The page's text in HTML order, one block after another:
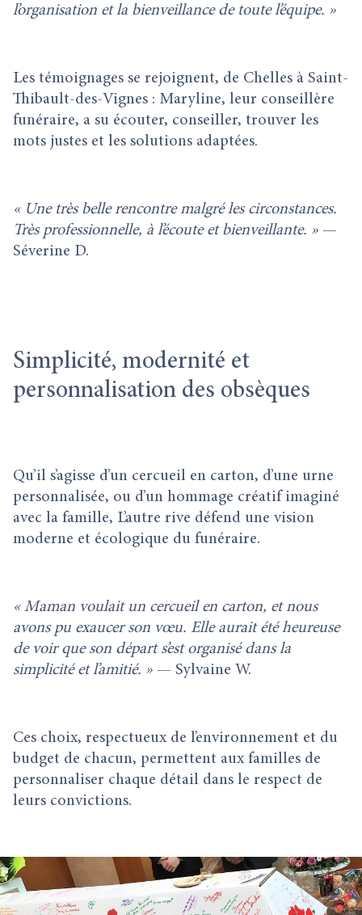
l’organisation et la bienveillance de toute l’équipe. »
Les témoignages se rejoignent, de Chelles à Saint-
Thibault-des-Vignes : Maryline, leur conseillère
funéraire, a su écouter, conseiller, trouver les
mots justes et les solutions adaptées.
« Une très belle rencontre malgré les circonstances.
Très professionnelle, à l’écoute et bienveillante. » —
Séverine D.
Simplicité, modernité et
personnalisation des obsèques
Qu’il s’agisse d’un cercueil en carton, d’une urne
personnalisée, ou d’un hommage créatif imaginé
avec la famille, L’autre rive défend une vision
moderne et écologique du funéraire.
« Maman voulait un cercueil en carton, et nous
avons pu exaucer son vœu. Elle aurait été heureuse
de voir que son départ s’est organisé dans la
simplicité et l’amitié. » — Sylvaine W.
Ces choix, respectueux de l’environnement et du
budget de chacun, permettent aux familles de
personnaliser chaque détail dans le respect de
leurs convictions.